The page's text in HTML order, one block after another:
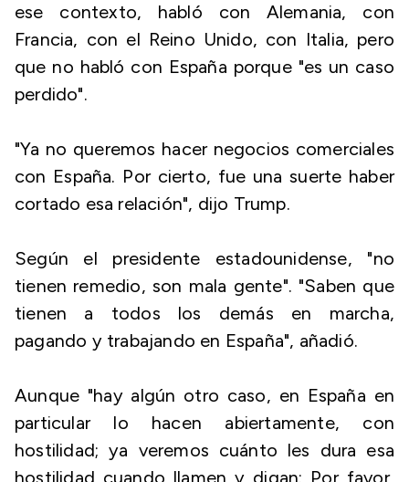
ese contexto, habló con Alemania, con
Francia, con el Reino Unido, con Italia, pero
que no habló con España porque "es un caso
perdido".
"Ya no queremos hacer negocios comerciales
con España. Por cierto, fue una suerte haber
cortado esa relación", dijo Trump.
Según el presidente estadounidense, "no
tienen remedio, son mala gente". "Saben que
tienen a todos los demás en marcha,
pagando y trabajando en España", añadió.
Aunque "hay algún otro caso, en España en
particular lo hacen abiertamente, con
hostilidad; ya veremos cuánto les dura esa
hostilidad cuando llamen y digan: Por favor,